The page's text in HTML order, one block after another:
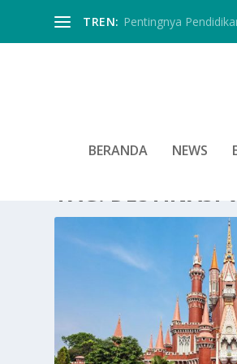
TREN: Pentingnya
BERANDA NEWS
TAG: DESTINASI